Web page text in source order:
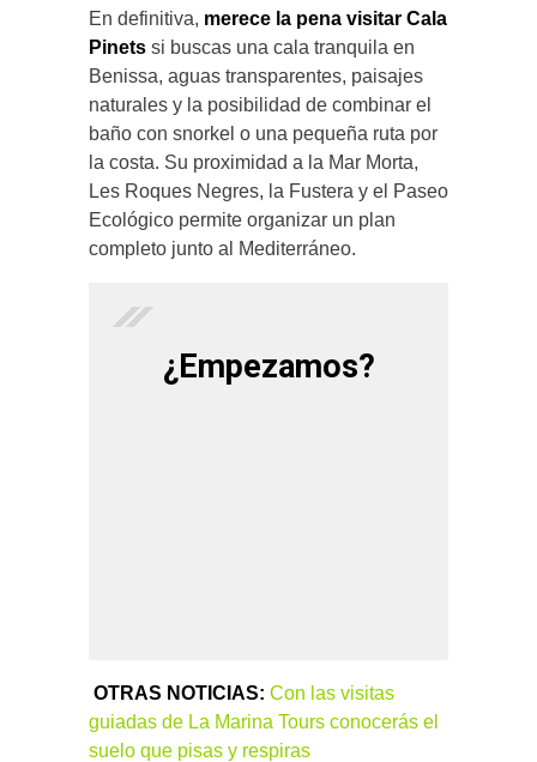
En definitiva, merece la pena visitar Cala
Pinets si buscas una cala tranquila en
Benissa, aguas transparentes, paisajes
naturales y la posibilidad de combinar el
baño con snorkel o una pequeña ruta por
la costa. Su proximidad a la Mar Morta,
Les Roques Negres, la Fustera y el Paseo
Ecológico permite organizar un plan
completo junto al Mediterráneo.
¿Empezamos?
OTRAS NOTICIAS: Con las visitas
guiadas de La Marina Tours conocerás el
suelo que pisas y respiras